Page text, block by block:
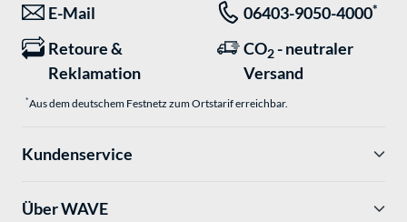
E-Mail 06403-9050-4000*
Retoure &
Reklamation
CO2 - neutraler
Versand
*Aus dem deutschem Festnetz zum Ortstarif erreichbar.
Kundenservice
Über WAVE